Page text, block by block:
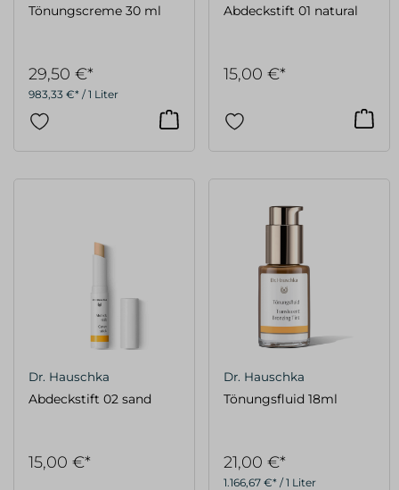
Tönungscreme 30 ml
983,33 €* / 1 Liter
29,50 €*
Abdeckstift 01 natural
15,00 €*
Dr. Hauschka
Abdeckstift 02 sand
15,00 €*
Dr. Hauschka
Tönungsfluid 18ml
1.166,67 €* / 1 Liter
21,00 €*